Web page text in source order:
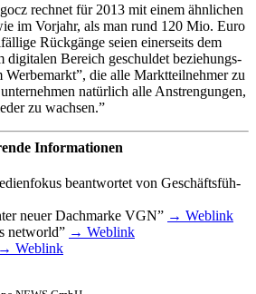
rech­net für 2013 mit einem ähnli­chen
im Vorjahr, als man rund 120 Mio. Euro
Rück­gänge seien einer­seits dem
digi­ta­len Bereich geschul­det bezie­hungs­
Werbe­markt”, die alle Markt­teil­neh­mer zu
natür­lich alle Anstren­gun­gen,
zu wachsen.”
Informationen
beant­wor­tet von Geschäfts­füh­
neuer Dach­marke VGN” → Weblink
networld” → Weblink
→ Weblink